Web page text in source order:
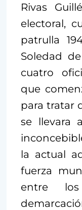
Rivas
electoral,
patrulla
Soledad
cuatro
que
para tratar
se llevara
la actual
fuerza
entre